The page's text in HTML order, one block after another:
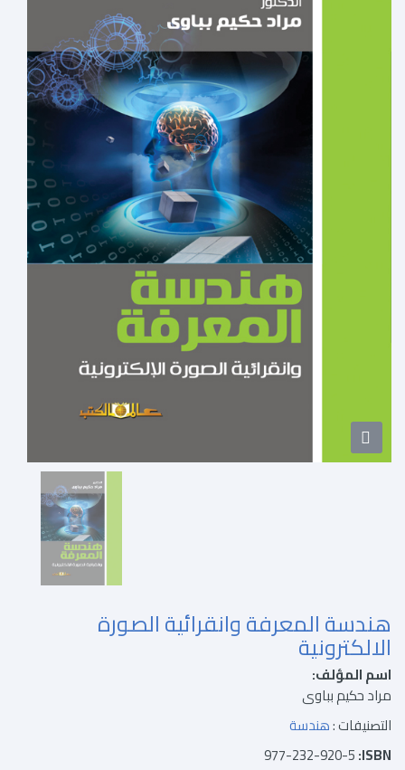
هندسة المعرفة وانقرائية الصورة
الالكترونية
اسم المؤلف:
مراد حكيم بباوى
التصنيفات :هندسة
ISBN:
977-232-920-5